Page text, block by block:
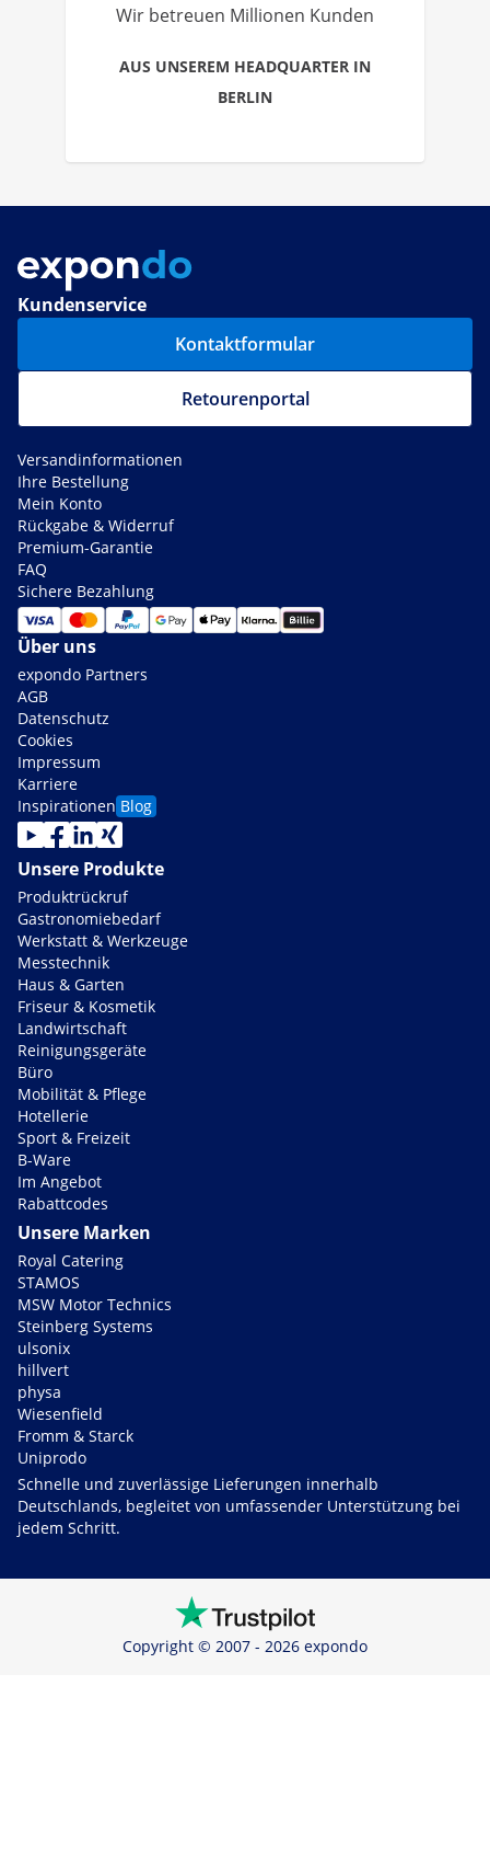
Wir betreuen Millionen Kunden
AUS UNSEREM HEADQUARTER IN
BERLIN
Kundenservice
Kontaktformular
Retourenportal
Versandinformationen
Ihre Bestellung
Mein Konto
Rückgabe & Widerruf
Premium-Garantie
FAQ
Sichere Bezahlung
Über uns
expondo Partners
AGB
Datenschutz
Cookies
Impressum
Karriere
Inspirationen Blog
Unsere Produkte
Produktrückruf
Gastronomiebedarf
Werkstatt & Werkzeuge
Messtechnik
Haus & Garten
Friseur & Kosmetik
Landwirtschaft
Reinigungsgeräte
Büro
Mobilität & Pflege
Hotellerie
Sport & Freizeit
B-Ware
Im Angebot
Rabattcodes
Unsere Marken
Royal Catering
STAMOS
MSW Motor Technics
Steinberg Systems
ulsonix
hillvert
physa
Wiesenfield
Fromm & Starck
Uniprodo
Schnelle und zuverlässige Lieferungen innerhalb
Deutschlands, begleitet von umfassender Unterstützung bei
jedem Schritt.
Copyright © 2007 - 2026 expondo